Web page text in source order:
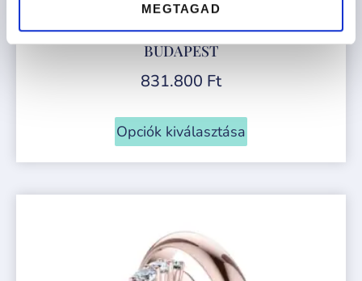
MEGTAGAD
BUDAPEST
831.800 Ft
Opciók kiválasztása